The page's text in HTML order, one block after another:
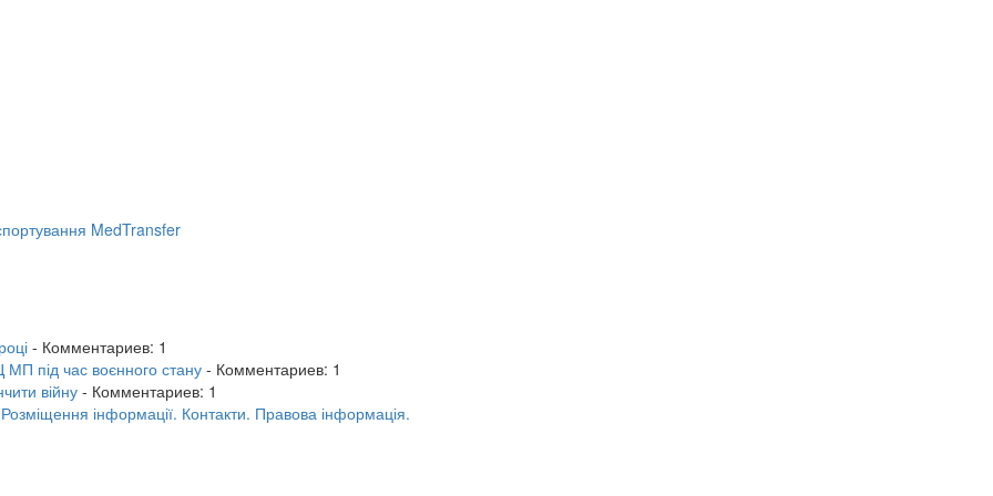
MedTransfer
- Комментариев: 1
МП під час воєнного стану - Комментариев: 1
війну - Комментариев: 1
Розміщення інформації. Контакти. Правова інформація.